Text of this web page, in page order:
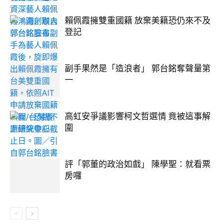
賴佩霞擁雙重國籍 放棄美籍恐仍來不及
登記
副手果然是「造浪者」 郭台銘奪聲量第
一
高虹安爭議影響柯文哲選情 竟被這事解
圍
評「郭董的政治如戲」 陳學聖：就看票
房囉